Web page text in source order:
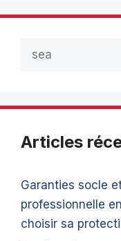
Articles
Garanties socle
professionnelle
choisir sa